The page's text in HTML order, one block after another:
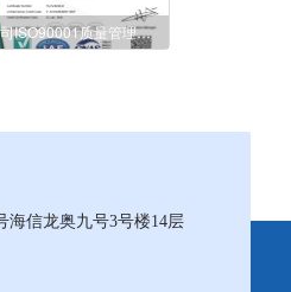
公司ISO90001质量管理体系认证证书
海信龙奥九号3号楼14层